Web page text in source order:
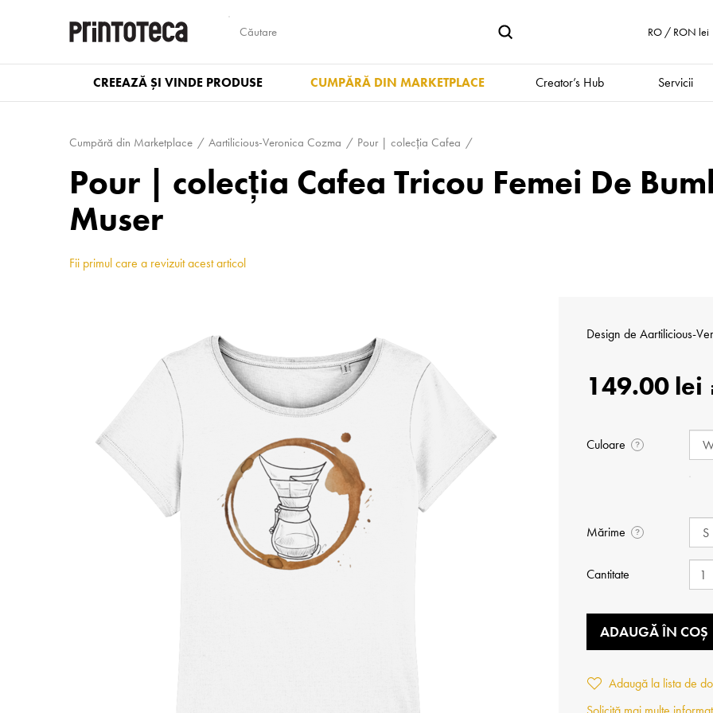
RO / RON lei
CREEAZĂ ȘI VINDE PRODUSE CUMPĂRĂ DIN MARKETPLACE Creator’s Hub Servicii
Cumpără din Marketplace Aartilicious-Veronica Cozma Pour | colecţia Cafea
Pour | colecţia Cafea Tricou Femei De
Muser
Fii primul care a revizuit acest articol
Design de Aartilicious-
149.00 lei
Culoare ?
Mărime ?
Cantitate
ADAUGĂ ÎN COȘ
Adaugă la lista de